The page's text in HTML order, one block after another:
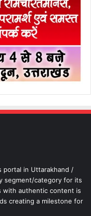
portal in Uttarakhand /
segment/category for its
with authentic content is
creating a milestone for